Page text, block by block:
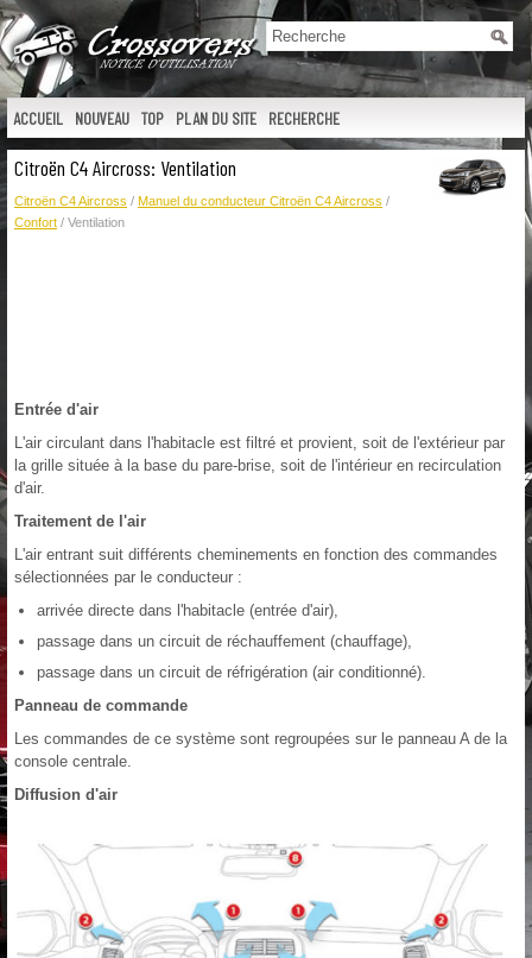
ACCUEIL NOUVEAU TOP PLAN DU SITE RECHERCHE
Citroën C4 Aircross: Ventilation
Citroën C4 Aircross / Manuel du conducteur Citroën C4 Aircross /
Confort / Ventilation
Entrée d'air
L'air circulant dans l'habitacle est filtré et provient, soit de l'extérieur par
la grille située à la base du pare-brise, soit de l'intérieur en recirculation
d'air.
Traitement de l'air
L'air entrant suit différents cheminements en fonction des commandes
sélectionnées par le conducteur :
arrivée directe dans l'habitacle (entrée d'air),
passage dans un circuit de réchauffement (chauffage),
passage dans un circuit de réfrigération (air conditionné).
Panneau de commande
Les commandes de ce système sont regroupées sur le panneau A de la
console centrale.
Diffusion d'air